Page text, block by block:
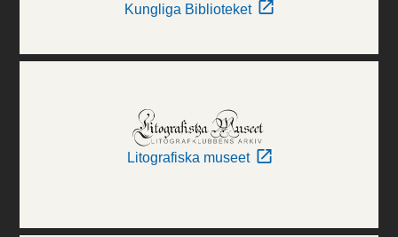
Kungliga Biblioteket
Litografiska museet